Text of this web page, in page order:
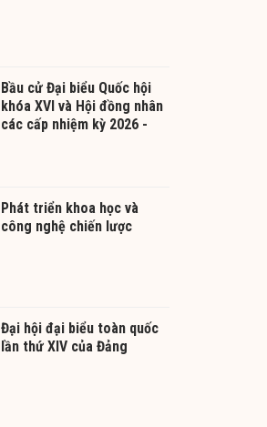
Bầu cử Đại biểu Quốc hội
khóa XVI và Hội đồng nhân
các cấp nhiệm kỳ 2026 -
Phát triển khoa học và
công nghệ chiến lược
Đại hội đại biểu toàn quốc
lần thứ XIV của Đảng